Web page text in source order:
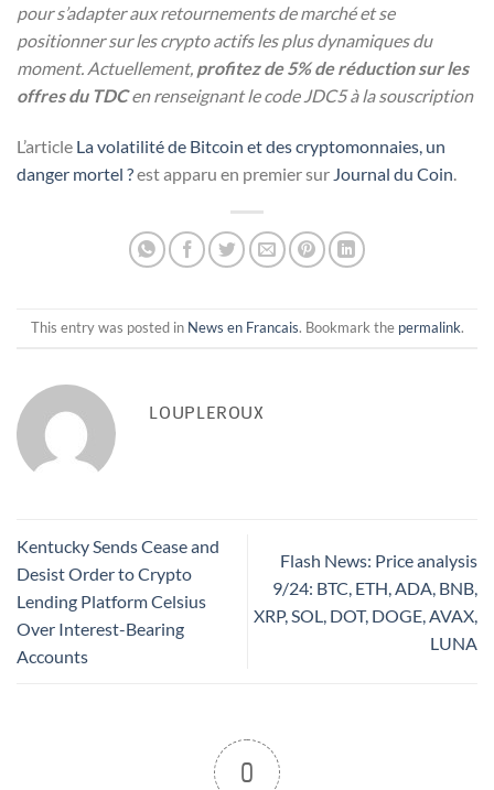
pour s’adapter aux retournements de marché et se
positionner sur les crypto actifs les plus dynamiques du
moment. Actuellement, profitez de 5% de réduction sur les
offres du TDCen renseignant le code JDC5 à la souscription
L’article La volatilité de Bitcoin et des cryptomonnaies, un
danger mortel ?est apparu en premier sur Journal du Coin.
This entry was posted in News en Francais. Bookmark the permalink.
LOUPLEROUX
Kentucky Sends Cease and
Desist Order to Crypto
Lending Platform Celsius
Over Interest-Bearing
Accounts
Flash News: Price analysis
9/24: BTC, ETH, ADA, BNB,
XRP, SOL, DOT, DOGE, AVAX,
LUNA
0